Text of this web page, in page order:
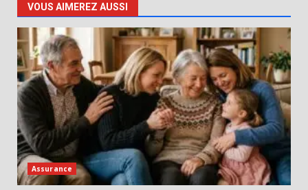
VOUS AIMEREZ AUSSI
Assurance